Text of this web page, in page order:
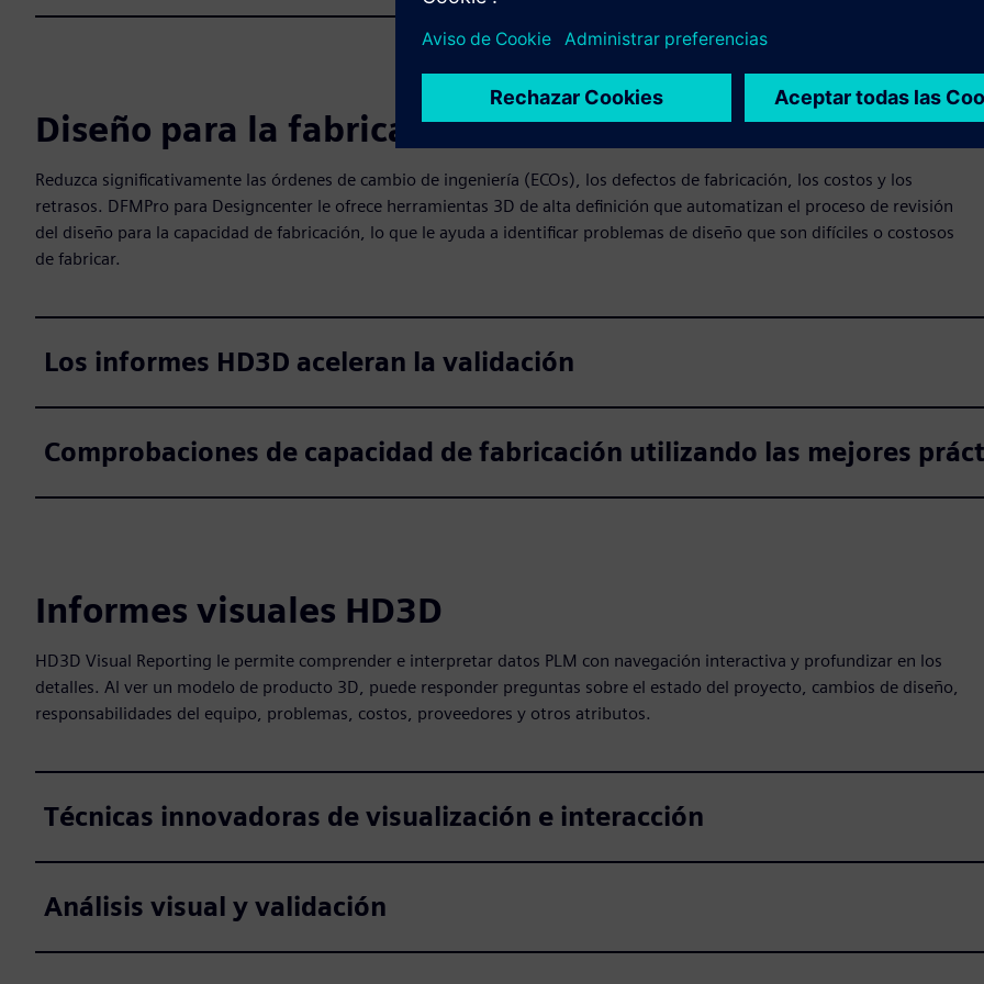
Diseño para la fabricación
Reduzca significativamente las órdenes de cambio de ingeniería (ECOs), los defectos de fabricación, los costos y los
retrasos. DFMPro para Designcenter le ofrece herramientas 3D de alta definición que automatizan el proceso de revisión
del diseño para la capacidad de fabricación, lo que le ayuda a identificar problemas de diseño que son difíciles o costosos
de fabricar.
Los informes HD3D aceleran la validación
Comprobaciones de capacidad de fabricación utilizando las mejores
Informes visuales HD3D
HD3D Visual Reporting le permite comprender e interpretar datos PLM con navegación interactiva y profundizar en los
detalles. Al ver un modelo de producto 3D, puede responder preguntas sobre el estado del proyecto, cambios de diseño,
responsabilidades del equipo, problemas, costos, proveedores y otros atributos.
Técnicas innovadoras de visualización e interacción
Análisis visual y validación